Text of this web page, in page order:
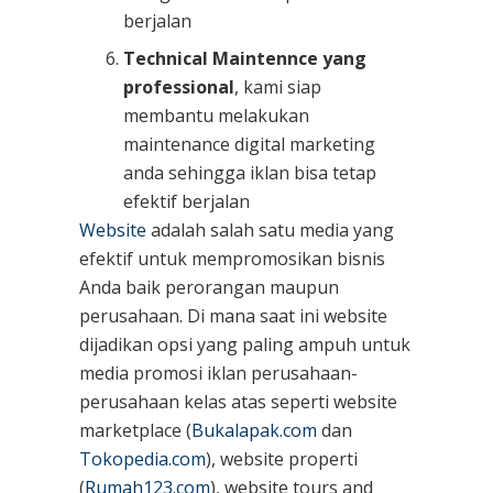
berjalan
Technical Maintennce yang
professional, kami siap
membantu melakukan
maintenance digital marketing
anda sehingga iklan bisa tetap
efektif berjalan
Website adalah salah satu media yang
efektif untuk mempromosikan bisnis
Anda baik perorangan maupun
perusahaan. Di mana saat ini website
dijadikan opsi yang paling ampuh untuk
media promosi iklan perusahaan-
perusahaan kelas atas seperti website
marketplace (Bukalapak.com dan
Tokopedia.com), website properti
(Rumah123.com), website tours and